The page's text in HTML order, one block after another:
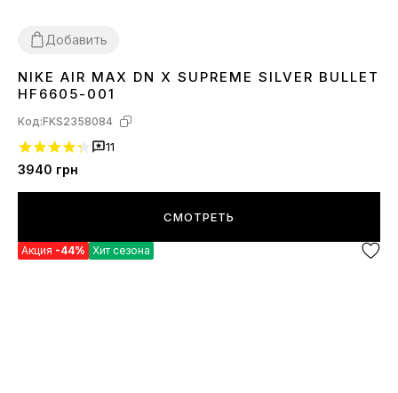
Добавить
3639 40 41 424344 45
NIKE AIR MAX DN X SUPREME SILVER BULLET
HF6605-001
Код:FKS2358084
11
3940 грн
СМОТРЕТЬ
Акция -44% Хит сезона